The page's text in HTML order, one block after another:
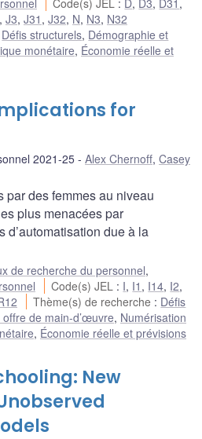
, J3, J31 , J32, N, N3, N32
Défis structurels, Démographie et
monétaire, Économie réelle et
for
2021-25 Alex Chernoff, Casey
par des femmes au niveau
plus menacées par
d’automatisation due à la
de recherche du personnel,
Code(s) JEL : I, I1 , I14, I2,
Thème(s) de recherche : Défis
de main-d’œuvre, Numérisation
, Économie réelle et prévisions
New